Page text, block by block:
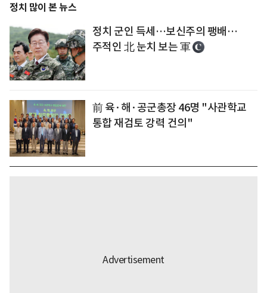
정치 많이 본 뉴스
정치 군인 득세…보신주의 팽배…
주적인 北 눈치 보는 軍
前 육·해·공군총장 46명 "사관학교
통합 재검토 강력 건의"